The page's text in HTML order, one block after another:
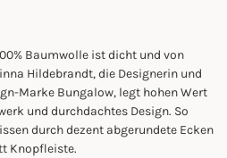
Baumwolle ist dicht und von
Hildebrandt, die Designerin und
Marke Bungalow, legt hohen Wert
und durchdachtes Design. So
durch dezent abgerundete Ecken
Knopfleiste.